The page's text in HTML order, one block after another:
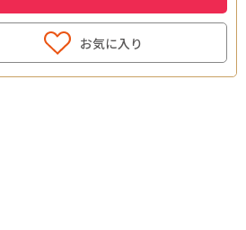
お気に入り